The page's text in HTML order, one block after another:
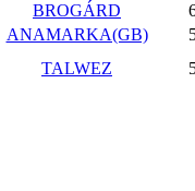
BROGÁRD
ANAMARKA(GB)
TALWEZ